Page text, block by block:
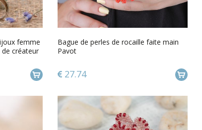
femme
créateur
Bague de perles de rocaille faite main
Pavot
27.74